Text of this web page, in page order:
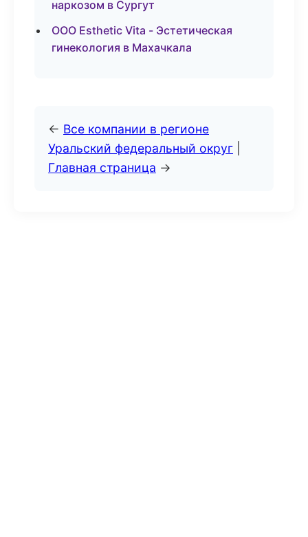
наркозом в Сургут
ООО Esthetic Vita - Эстетическая
гинекология в Махачкала
← Все компании в регионе
Уральский федеральный округ
Главная страница →